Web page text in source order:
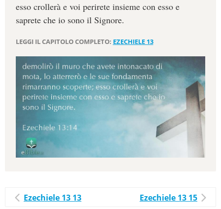
esso crollerà e voi perirete insieme con esso e
saprete che io sono il Signore.
LEGGI IL CAPITOLO COMPLETO: EZECHIELE 13
Ezechiele 13 13 Ezechiele 13 15